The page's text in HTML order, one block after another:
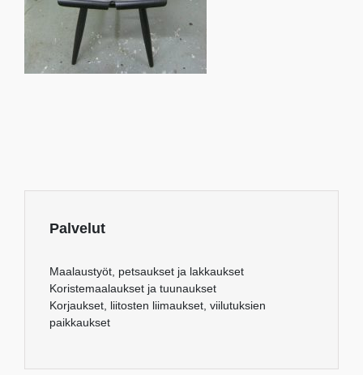
Palvelut
Maalaustyöt, petsaukset ja lakkaukset
Koristemaalaukset ja tuunaukset
Korjaukset, liitosten liimaukset, viilutuksien
paikkaukset